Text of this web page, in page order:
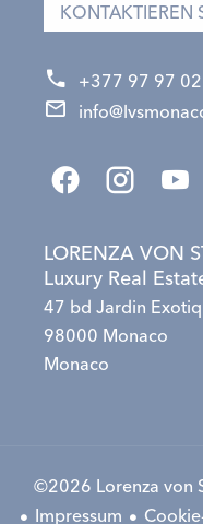
KONTAKTIEREN
+377 97 97
LORENZA VON
Luxury Real
47 bd Jardin
98000 Monaco
Monaco
©2026 Lorenza von
Impressum